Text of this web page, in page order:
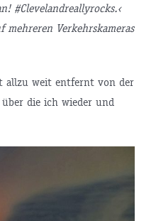
#Clevelandreallyrocks.‹
mehreren Verkehrskameras
allzu weit entfernt von der
die ich wieder und